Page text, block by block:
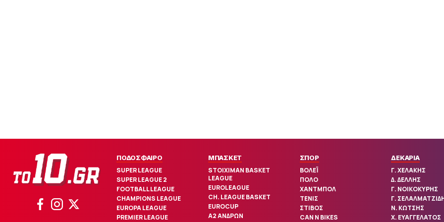
ΠΟΔΟΣΦΑΙΡΟ
SUPER LEAGUE
SUPER LEAGUE 2
FOOTBALL LEAGUE
CHAMPIONS LEAGUE
EUROPA LEAGUE
PREMIER LEAGUE
ΜΠΑΣΚΕΤ
STOIXIMAN BASKET
LEAGUE
EUROLEAGUE
CH. LEAGUE BASKET
EUROCUP
Α2 ΑΝΔΡΩΝ
ΣΠΟΡ
ΒΟΛΕΪ
ΠΟΛΟ
ΧΑΝΤΜΠΟΛ
ΤΕΝΙΣ
ΣΤΙΒΟΣ
CAN N BIKES
ΔΕΚΑΡΙΑ
Γ. ΧΕΛΑΚΗΣ
Δ. ΔΕΛΛΗΣ
Γ. ΝΟΙΚΟΚΥΡΗΣ
Γ.
Ν. ΚΩΤΣΗΣ
Χ. ΕΥΑΓΓΕΛΑΤΟΣ